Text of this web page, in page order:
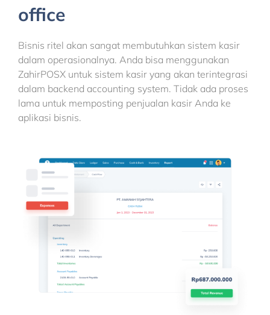
office
Bisnis ritel akan sangat membutuhkan sistem kasir
dalam operasionalnya. Anda bisa menggunakan
ZahirPOSX untuk sistem kasir yang akan terintegrasi
dalam backend accounting system. Tidak ada proses
lama untuk memposting penjualan kasir Anda ke
aplikasi bisnis.